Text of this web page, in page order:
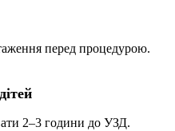
перед процедурою.
2–3 години до УЗД.